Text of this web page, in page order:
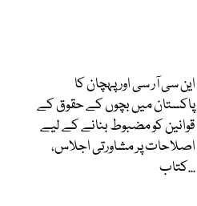
این سی آر سی اور پہچان کا
پاکستان میں بچوں کے حقوق کے
قوانین کو مضبوط بنانے کے لیے
اصلاحات پر مشاورتی اجلاس،
کتاب...